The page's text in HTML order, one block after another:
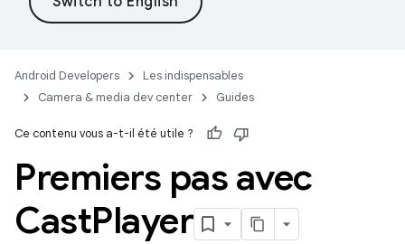
Android Developers
Les indispensables
Camera & media dev center
Guides
Ce contenu vous a-t-il été utile ?
Premiers pas avec
CastPlayer